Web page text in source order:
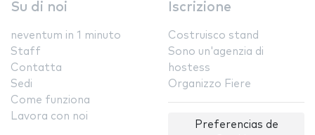
Su di noi
neventum in 1 minuto
Staff
Contatta
Sedi
Come funziona
Lavora con noi
Iscrizione
Costruisco stand
Sono un'agenzia di
hostess
Organizzo Fiere
Preferencias de